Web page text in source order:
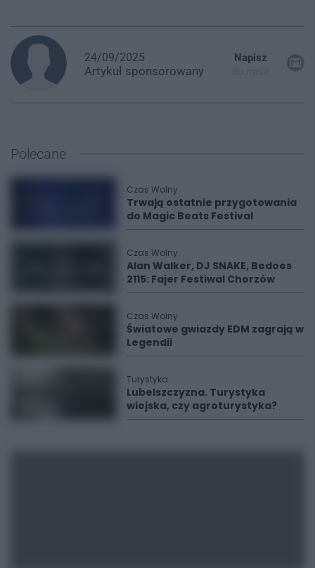
24/09/2025
Artykuł sponsorowany
Napisz
Polecane
Czas Wolny
Trwają ostatnie przygotowania
do Magic Beats Festival
Czas Wolny
Alan Walker, DJ SNAKE, Bedoes
2115: Fajer Festiwal Chorzów
Czas Wolny
Światowe gwiazdy EDM zagrają w
Legendii
Turystyka
Lubelszczyzna. Turystyka
wiejska, czy agroturystyka?